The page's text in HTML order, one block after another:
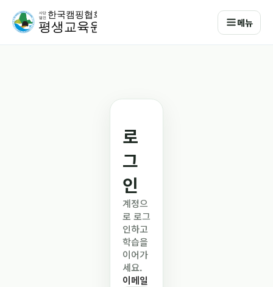
메뉴
로
그
인
계정으
로 로그
인하고
학습을
이어가
세요.
이메일